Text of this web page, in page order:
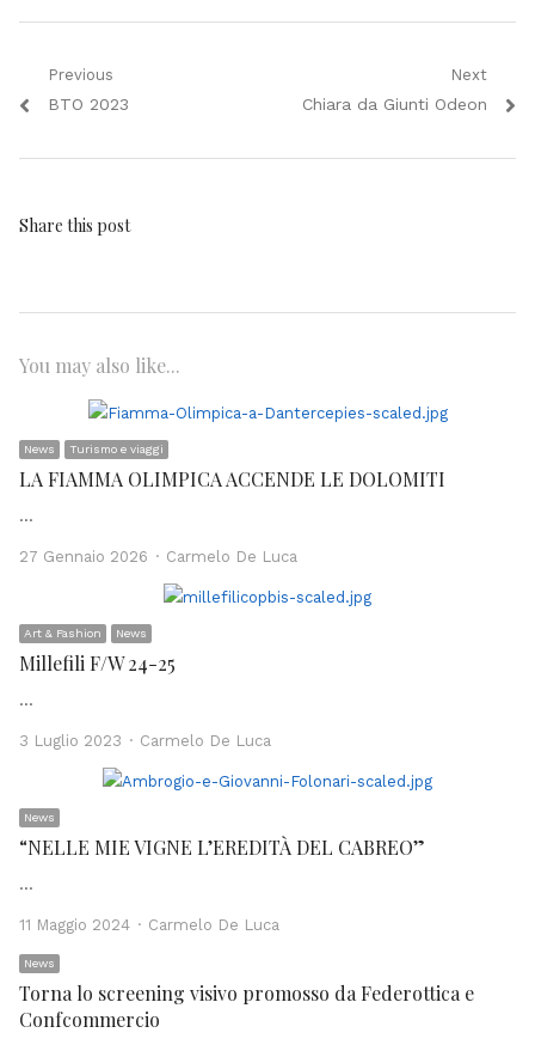
Navigazione
articoli
Previous
Previous
BTO 2023
Next
Next
Chiara da Giunti Odeon
Share this post
You may also like...
News Turismo e viaggi
LA FIAMMA OLIMPICA ACCENDE LE DOLOMITI
…
27 Gennaio 2026 Author
Carmelo De Luca
Art & Fashion News
Millefili F/W 24-25
…
3 Luglio 2023 Author
Carmelo De Luca
News
“NELLE MIE VIGNE L’EREDITÀ DEL CABREO”
…
11 Maggio 2024 Author
Carmelo De Luca
News
Torna lo screening visivo promosso da Federottica e
Confcommercio